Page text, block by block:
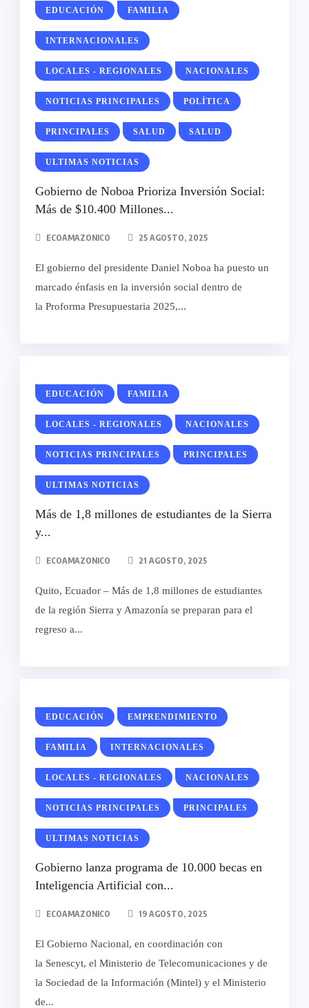
EDUCACIÓN FAMILIA
INTERNACIONALES
LOCALES - REGIONALES NACIONALES
NOTICIAS PRINCIPALES POLÍTICA
PRINCIPALES SALUD SALUD
ULTIMAS NOTICIAS
Gobierno de Noboa Prioriza Inversión Social:
Más de $10.400 Millones...
ECOAMAZONICO 25 AGOSTO, 2025
El gobierno del presidente Daniel Noboa ha puesto un
marcado énfasis en la inversión social dentro de
la Proforma Presupuestaria 2025,...
EDUCACIÓN FAMILIA
LOCALES - REGIONALES NACIONALES
NOTICIAS PRINCIPALES PRINCIPALES
ULTIMAS NOTICIAS
Más de 1,8 millones de estudiantes de la Sierra
y...
ECOAMAZONICO 21 AGOSTO, 2025
Quito, Ecuador – Más de 1,8 millones de estudiantes
de la región Sierra y Amazonía se preparan para el
regreso a...
EDUCACIÓN EMPRENDIMIENTO
FAMILIA INTERNACIONALES
LOCALES - REGIONALES NACIONALES
NOTICIAS PRINCIPALES PRINCIPALES
ULTIMAS NOTICIAS
Gobierno lanza programa de 10.000 becas en
Inteligencia Artificial con...
ECOAMAZONICO 19 AGOSTO, 2025
El Gobierno Nacional, en coordinación con
la Senescyt, el Ministerio de Telecomunicaciones y de
la Sociedad de la Información (Mintel) y el Ministerio
de...